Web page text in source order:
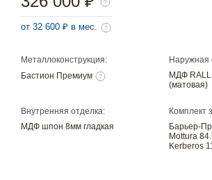
Металлоконструкция:
Бастион Премиум
Наружная
МДФ RALL
(матовая)
Внутренняя отделка:
МДФ шпон 8мм гладкая
Комплект
Барьер-
Mottura
Kerberos
от 32 600 ₽ в мес.